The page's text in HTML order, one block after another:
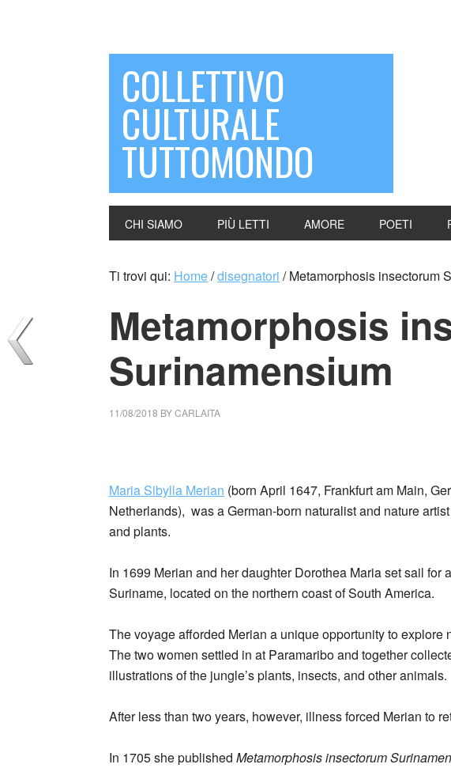
COLLETTIVO
CULTURALE
TUTTOMONDO
CHI SIAMO PIÙ LETTI AMORE POETI
Ti trovi qui: Home/disegnatori /Metamorphosis insectorum
Metamorphosis
Surinamensium
11/08/2018 BYCARLAITA
Maria Sibylla Merian (born April 1647, Frankfurt am Main,
Netherlands), was a German-born naturalist and nature
and plants.
In 1699 Merian and her daughter Dorothea Maria set sail for
Suriname, located on the northern coast of South America.
The voyage afforded Merian a unique opportunity to explore
The two women settled in at Paramaribo and together
illustrations of the jungle’s plants, insects, and other animals.
After less than two years, however, illness forced Merian to
In 1705 she published Metamorphosis insectorum